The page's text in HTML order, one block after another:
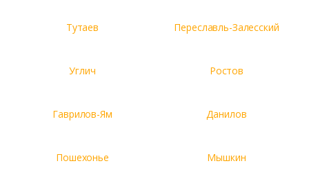
Тутаев Переславль-Залесский
Углич Ростов
Гаврилов-Ям Данилов
Пошехонье Мышкин